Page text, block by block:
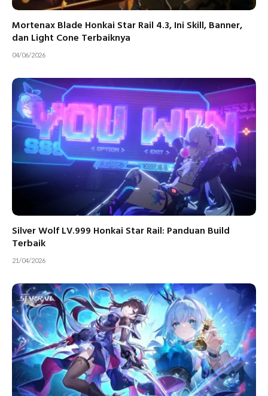
Mortenax Blade Honkai Star Rail 4.3, Ini Skill, Banner,
dan Light Cone Terbaiknya
04/06/2026
Silver Wolf LV.999 Honkai Star Rail: Panduan Build
Terbaik
21/04/2026